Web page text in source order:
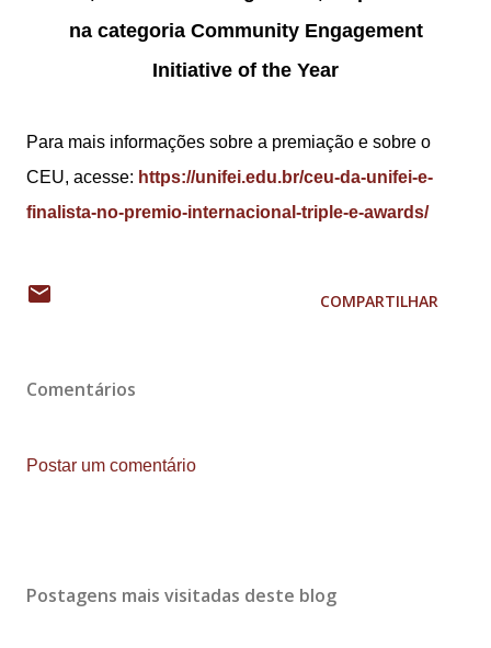
na categoria Community Engagement
Initiative of the Year
Para mais informações sobre a premiação e sobre o
CEU, acesse: https://unifei.edu.br/ceu-da-unifei-e-
finalista-no-premio-internacional-triple-e-awards/
COMPARTILHAR
Comentários
Postar um comentário
Postagens mais visitadas deste blog